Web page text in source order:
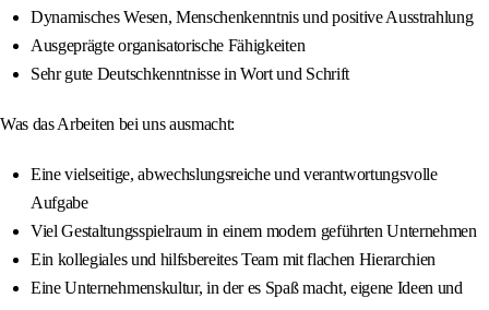
Dynamisches Wesen, Menschenkenntnis und positive Ausstrahlung
Ausgeprägte organisatorische Fähigkeiten
Sehr gute Deutschkenntnisse in Wort und Schrift
Was das Arbeiten bei uns ausmacht:
Eine vielseitige, abwechslungsreiche und verantwortungsvolle
Aufgabe
Viel Gestaltungsspielraum in einem modern geführten Unternehmen
Ein kollegiales und hilfsbereites Team mit flachen Hierarchien
Eine Unternehmenskultur, in der es Spaß macht, eigene Ideen und